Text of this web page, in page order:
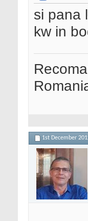
si pana
kw in
1st December